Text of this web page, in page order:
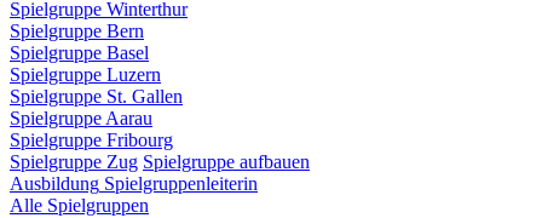
Spielgruppe Winterthur
Spielgruppe Bern
Spielgruppe Basel
Spielgruppe Luzern
Spielgruppe St. Gallen
SpielgruppeAarau
Spielgruppe Fribourg
Spielgruppe Zug Spielgruppe aufbauen
Ausbildung Spielgruppenleiterin
Alle Spielgruppen